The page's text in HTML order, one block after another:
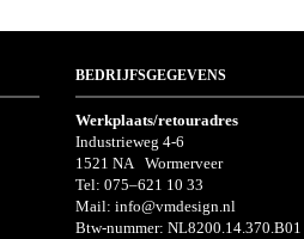
BEDRIJFSGEGEVENS
Werkplaats/retouradres
Industrieweg 4-6
1521 NA Wormerveer
Tel: 075–621 10 33
Mail: info@vmdesign.nl
Btw-nummer: NL8200.14.370.B01